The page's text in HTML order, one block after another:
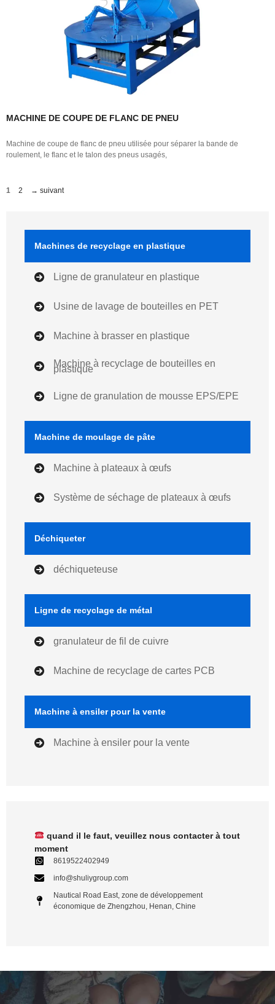
MACHINE DE COUPE DE FLANC DE PNEU
Machine de coupe de flanc de pneu utilisée pour séparer la bande de
roulement, le flanc et le talon des pneus usagés,
Page
1 Page
2 → suivant
Machines de recyclage en plastique
Ligne de granulateur en plastique
Usine de lavage de bouteilles en PET
Machine à brasser en plastique
Machine à recyclage de bouteilles en
plastique
Ligne de granulation de mousse EPS/EPE
Machine de moulage de pâte
Machine à plateaux à œufs
Système de séchage de plateaux à œufs
Déchiqueter
déchiqueteuse
Ligne de recyclage de métal
granulateur de fil de cuivre
Machine de recyclage de cartes PCB
Machine à ensiler pour la vente
Machine à ensiler pour la vente
quand il le faut, veuillez nous contacter à tout
moment
8619522402949
info@shuliygroup.com
Nautical Road East, zone de développement
économique de Zhengzhou, Henan, Chine